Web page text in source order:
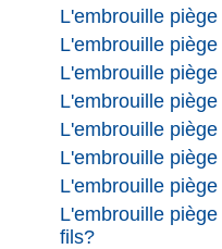
L'embrouille
L'embrouille
L'embrouille
L'embrouille
L'embrouille
L'embrouille
L'embrouille
L'embrouille
fils?